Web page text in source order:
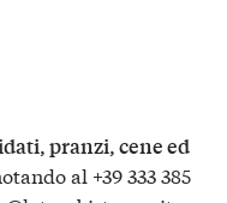
pranzi, cene ed
al +39 333 385